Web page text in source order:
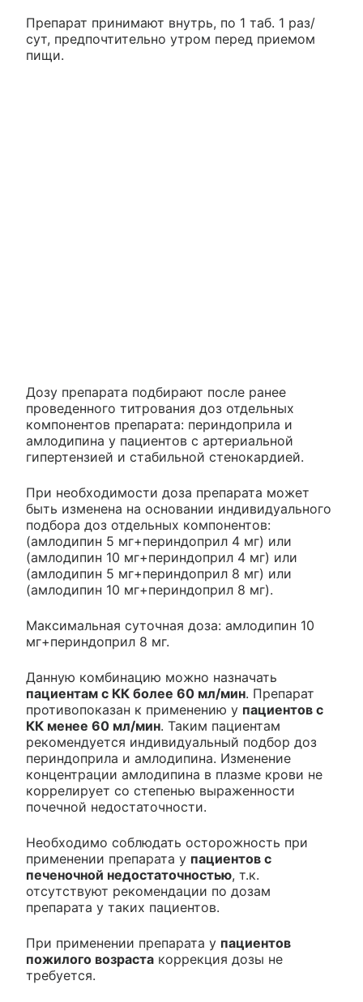
Препарат принимают внутрь, по 1 таб. 1 раз/
сут, предпочтительно утром перед приемом
пищи.
Дозу препарата подбирают после ранее
проведенного титрования доз отдельных
компонентов препарата: периндоприла и
амлодипина у пациентов с артериальной
гипертензией и стабильной стенокардией.
При необходимости доза препарата может
быть изменена на основании индивидуального
подбора доз отдельных компонентов:
(амлодипин 5 мг+периндоприл 4 мг) или
(амлодипин 10 мг+периндоприл 4 мг) или
(амлодипин 5 мг+периндоприл 8 мг) или
(амлодипин 10 мг+периндоприл 8 мг).
Максимальная суточная доза: амлодипин 10
мг+периндоприл 8 мг.
Данную комбинацию можно назначать
пациентам с КК более 60 мл/мин. Препарат
противопоказан к применению у пациентов с
КК менее 60 мл/мин. Таким пациентам
рекомендуется индивидуальный подбор доз
периндоприла и амлодипина. Изменение
концентрации амлодипина в плазме крови не
коррелирует со степенью выраженности
почечной недостаточности.
Необходимо соблюдать осторожность при
применении препарата у пациентов с
печеночной недостаточностью, т.к.
отсутствуют рекомендации по дозам
препарата у таких пациентов.
При применении препарата у пациентов
пожилого возраста коррекция дозы не
требуется.